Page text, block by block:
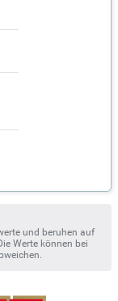
und beruhen auf
Werte können bei